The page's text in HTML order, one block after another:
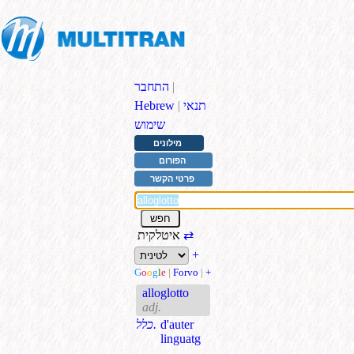
התחבר |
Hebrew | תנאי
שימוש
מילונים
הפורום
פרטי הקשר
⇄
+
Google | Forvo | +
alloglotto
adj.
כלל. d'auter
linguatg